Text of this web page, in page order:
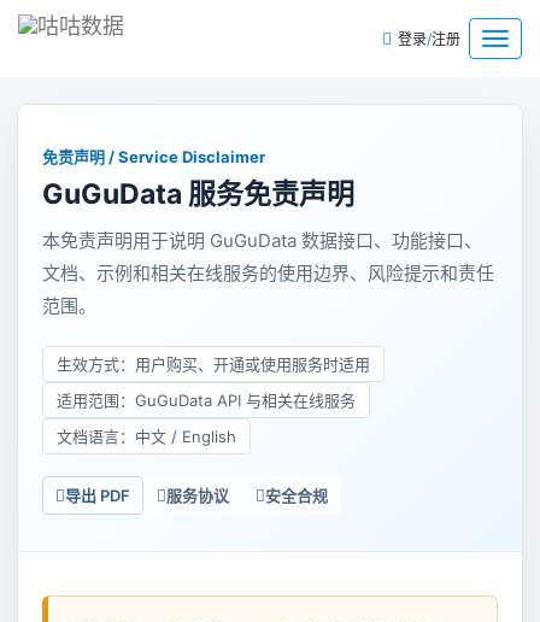
菜
单
登录/注册
免责声明 / Service Disclaimer
GuGuData 服务免责声明
本免责声明用于说明 GuGuData 数据接口、功能接口、
文档、示例和相关在线服务的使用边界、风险提示和责任
范围。
生效方式：用户购买、开通或使用服务时适用
适用范围：GuGuData API 与相关在线服务
文档语言：中文 / English
导出 PDF 服务协议 安全合规